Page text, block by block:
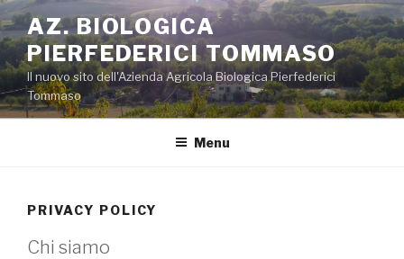
Salta
al
contenuto
AZ. BIOLOGICA
PIERFEDERICI TOMMASO
Il nuovo sito dell'Azienda Agricola Biologica Pierfederici
Tommaso
Menu
PRIVACY POLICY
Chi siamo